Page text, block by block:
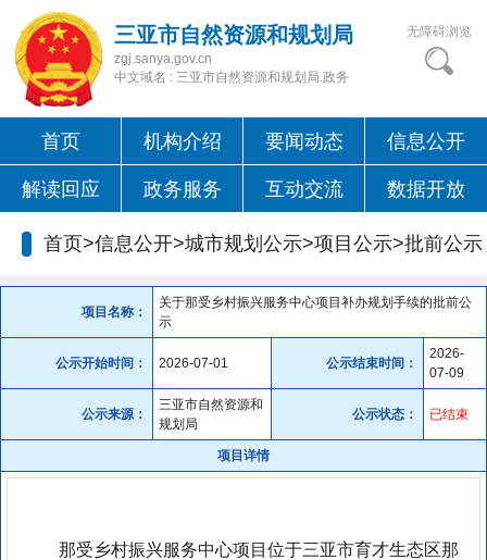
三亚市自然资源和规划局
zgj.sanya.gov.cn
中文域名 : 三亚市自然资源和规划局.政务
无障碍浏览
首页 机构介绍 要闻动态 信息公开
解读回应 政务服务 互动交流 数据开放
首页>信息公开>城市规划公示>项目公示>批前公示
项目名称：
关于那受乡村振兴服务中心项目补办规划手续的批前公
示
公示开始时间： 2026-07-01 公示结束时间：
2026-
07-09
公示来源：
三亚市自然资源和
规划局
公示状态： 已结束
项目详情
那受乡村振兴服务中心项目位于三亚市育才生态区那